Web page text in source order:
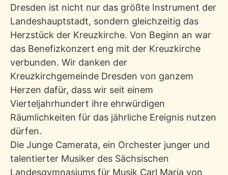
Dresden ist nicht nur das größte Instrument der
Landeshauptstadt, sondern gleichzeitig das
Herzstück der Kreuzkirche. Von Beginn an war
das Benefizkonzert eng mit der Kreuzkirche
verbunden. Wir danken der
Kreuzkirchgemeinde Dresden von ganzem
Herzen dafür, dass wir seit einem
Vierteljahrhundert ihre ehrwürdigen
Räumlichkeiten für das jährliche Ereignis nutzen
dürfen.
Die Junge Camerata, ein Orchester junger und
talentierter Musiker des Sächsischen
Landesgymnasiums für Musik Carl Maria von